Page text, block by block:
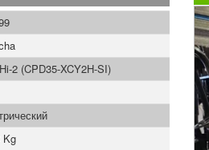
2 (CPD35-XCY2H-SI)
Kg